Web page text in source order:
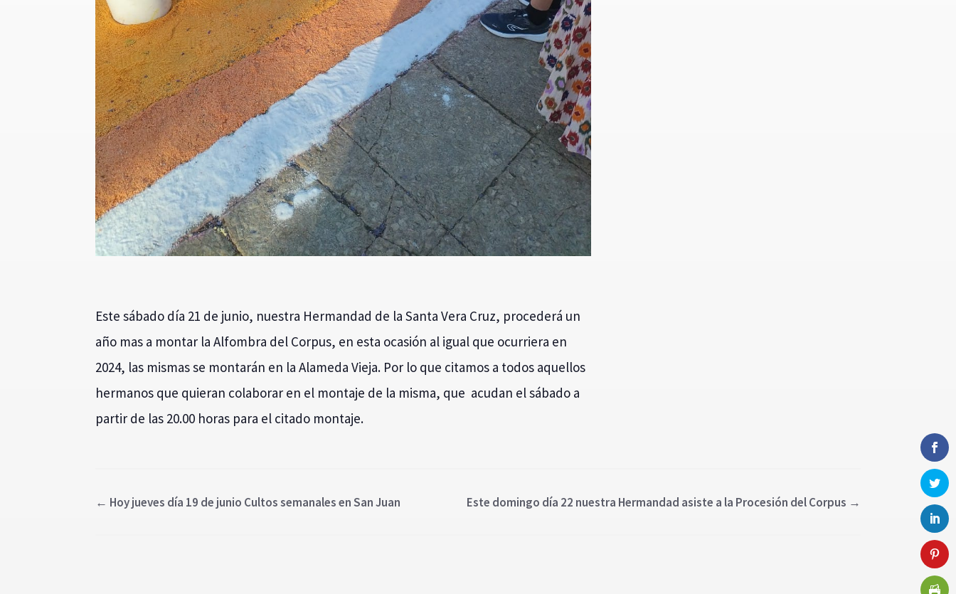
Este sábado día 21 de junio, nuestra Hermandad de la Santa Vera Cruz, procederá un
año mas a montar la Alfombra del Corpus, en esta ocasión al igual que ocurriera en
2024, las mismas se montarán en la Alameda Vieja. Por lo que citamos a todos aquellos
hermanos que quieran colaborar en el montaje de la misma, que acudan el sábado a
partir de las 20.00 horas para el citado montaje.
← Hoy jueves día 19 de junio Cultos semanales en San Juan Este domingo día 22 nuestra Hermandad asiste a la Procesión del Corpus →